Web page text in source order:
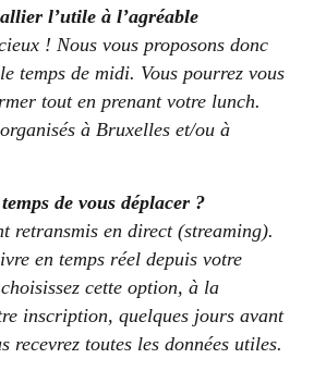
l’utile à l’agréable
! Nous vous proposons donc
temps de midi. Vous pourrez vous
tout en prenant votre lunch.
à Bruxelles et/ou à
de vous déplacer ?
retransmis en direct (streaming).
en temps réel depuis votre
cette option, à la
inscription, quelques jours avant
recevrez toutes les données utiles.